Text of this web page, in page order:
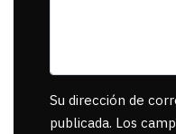
Su dirección de
publicada. Los